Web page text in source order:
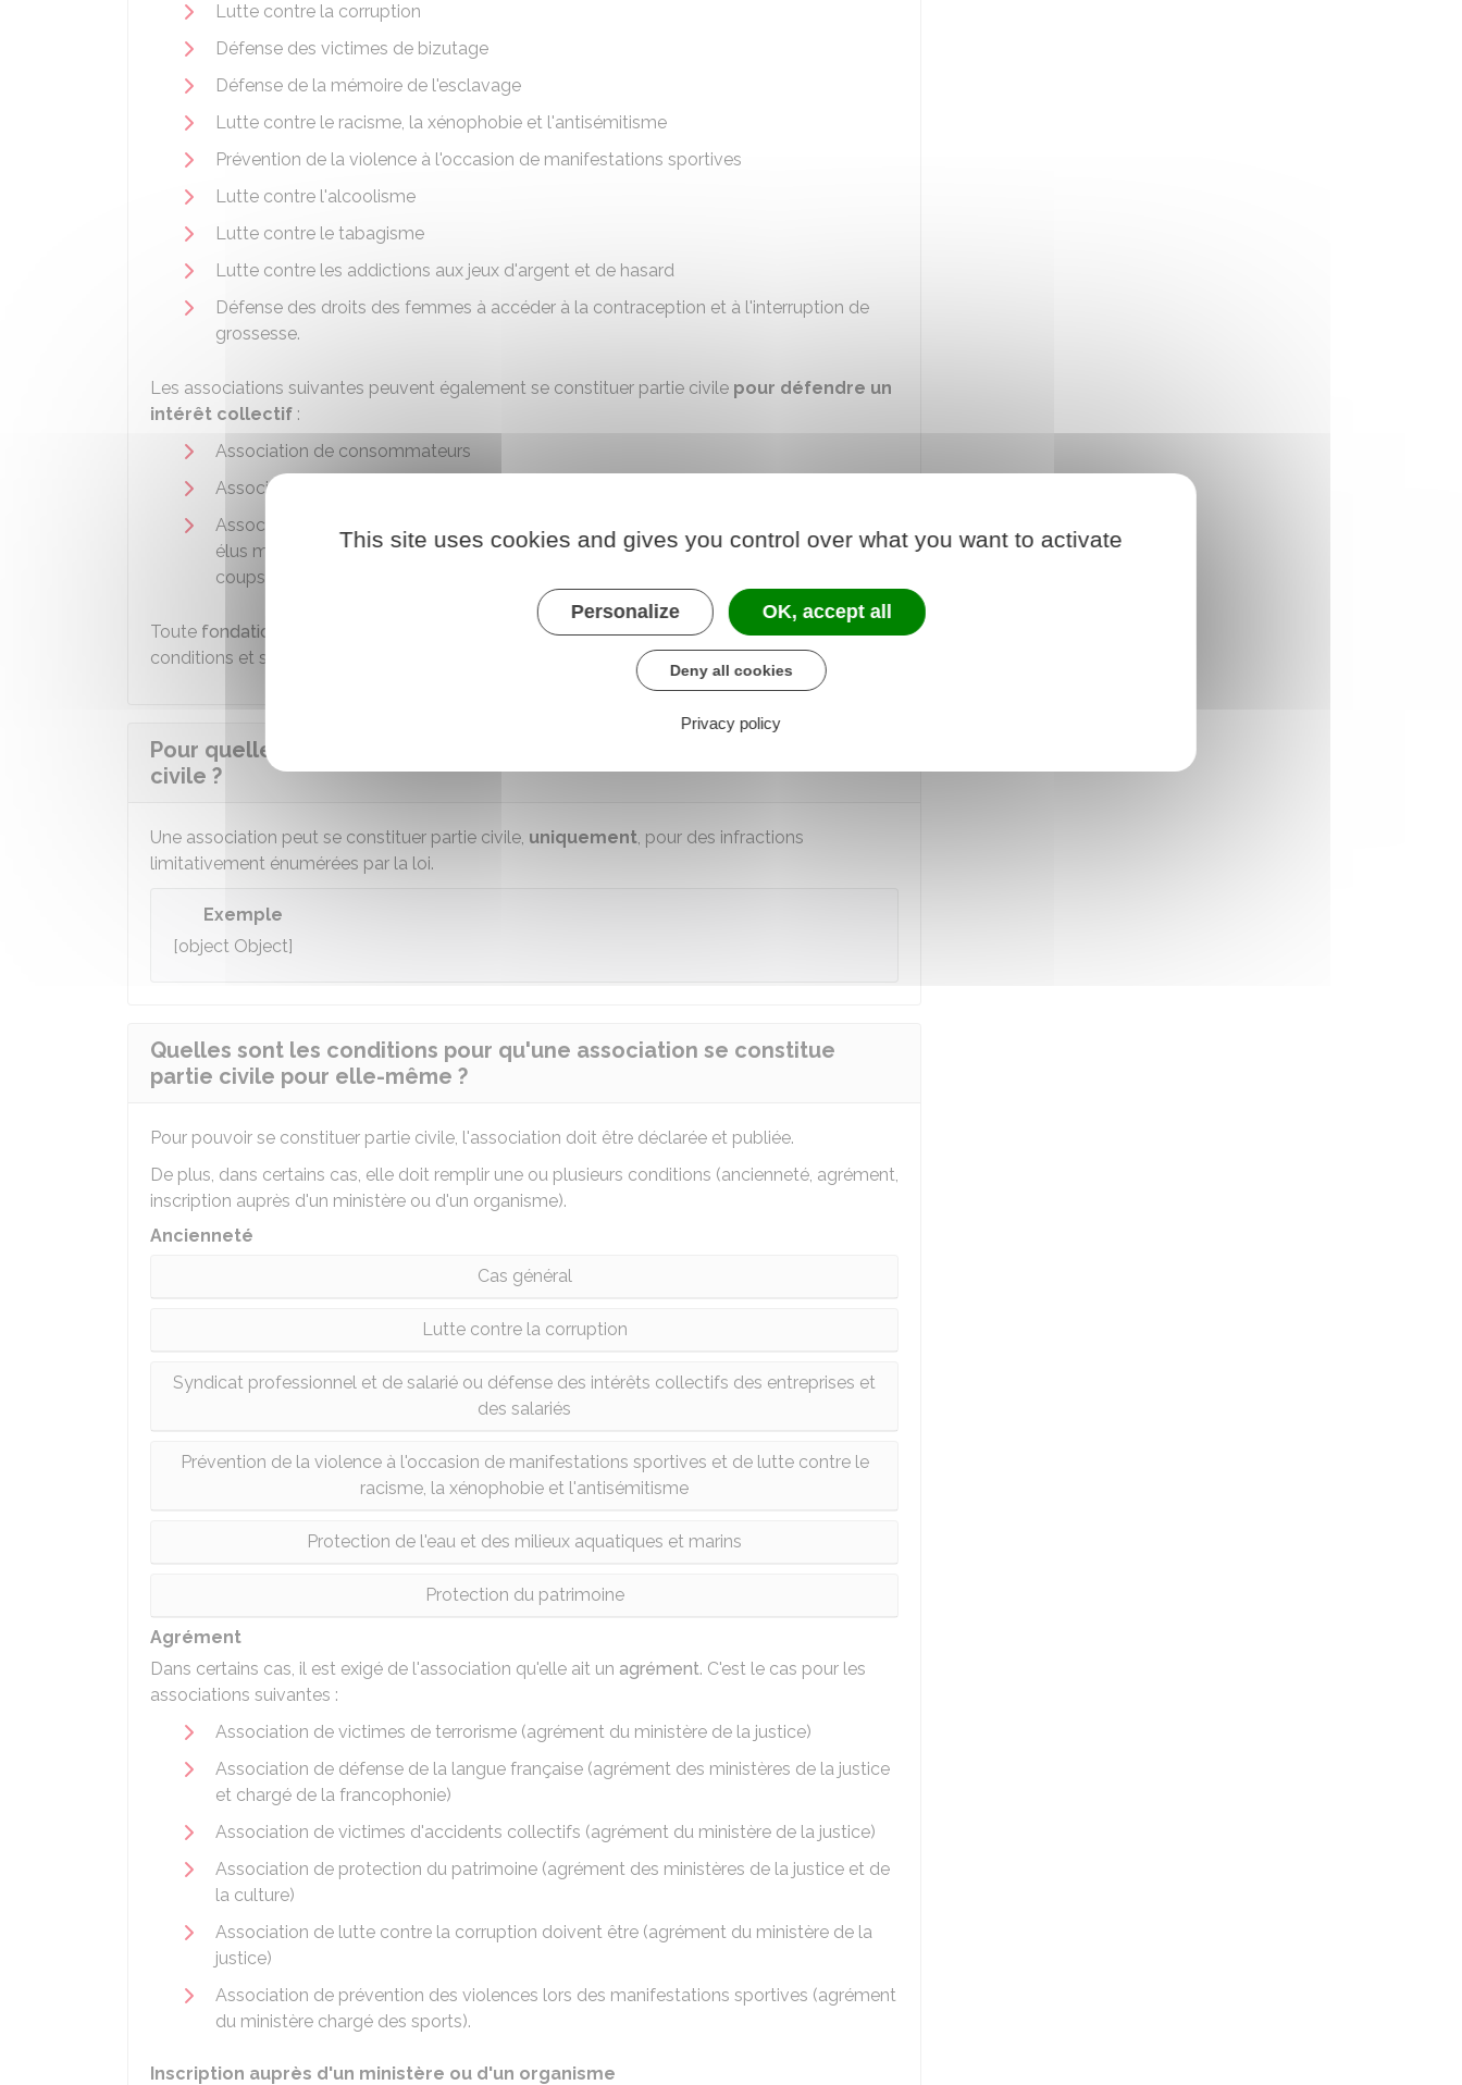
Lutte contre la corruption
Défense des victimes de bizutage
Défense de la mémoire de l'esclavage
Lutte contre le racisme, la xénophobie et l'antisémitisme
Prévention de la violence à l'occasion de manifestations sportives
Lutte contre l'alcoolisme
Lutte contre le tabagisme
Lutte contre les addictions aux jeux d'argent et de hasard
Défense des droits des femmes à accéder à la contraception et à l'interruption de
grossesse.
Les associations suivantes peuvent également se constituer partie civile pour défendre un
intérêt collectif :
Association de consommateurs
Association familiales
Association départementale des maires dans toutes les instances introduites par les
élus municipaux à la suite d'injures, d'outrages, de diffamations, de menaces ou de
coups et blessures du fait de leurs fonctions.
Toute fondation reconnue d'utilité publique
peut se porter partie civile dans les mêmes
conditions et sous les mêmes réserves que l'ensemble de ces associations.
Pour quelles infractions une association peut-elle se constituer partie
civile ?
Une association peut se constituer partie civile, uniquement, pour des infractions
limitativement énumérées par la loi.
Exemple
[object Object]
Quelles sont les conditions pour qu'une association se constitue
partie civile pour elle-même ?
Pour pouvoir se constituer partie civile, l'association doit être déclarée et publiée.
De plus, dans certains cas, elle doit remplir une ou plusieurs conditions (ancienneté, agrément,
inscription auprès d'un ministère ou d'un organisme).
Ancienneté
Cas général
Lutte contre la corruption
Syndicat professionnel et de salarié ou défense des intérêts collectifs des entreprises et
des salariés
Prévention de la violence à l'occasion de manifestations sportives et de lutte contre le
racisme, la xénophobie et l'antisémitisme
Protection de l'eau et des milieux aquatiques et marins
Protection du patrimoine
Agrément
Dans certains cas, il est exigé de l'association qu'elle ait un agrément. C'est le cas pour les
associations suivantes :
Association de victimes de terrorisme (agrément du ministère de la justice)
Association de défense de la langue française (agrément des ministères de la justice
et chargé de la francophonie)
Association de victimes d'accidents collectifs (agrément du ministère de la justice)
Association de protection du patrimoine (agrément des ministères de la justice et de
la culture)
Association de lutte contre la corruption doivent être (agrément du ministère de la
justice)
Association de prévention des violences lors des manifestations sportives (agrément
du ministère chargé des sports).
Inscription auprès d'un ministère ou d'un organisme
This site uses cookies and gives you control over what you want to activate
Personalize OK, accept all
Deny all cookies
Privacy policy